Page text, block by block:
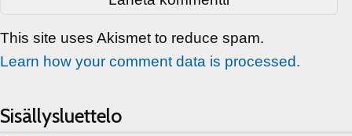
This site uses Akismet to reduce spam.
Learn how your comment data is processed.
Sisällysluettelo